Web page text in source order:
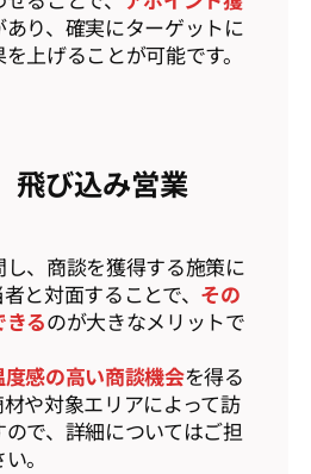
あり、確実にターゲットに
上げることが可能です。
飛び込み営業
、商談を獲得する施策に
と対面することで、 その
るのが大きなメリットで
度感の高い商談機会を得る
や対象エリアによって訪
で、詳細についてはご担
。